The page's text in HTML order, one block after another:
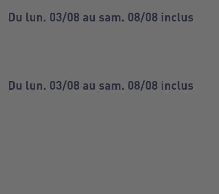
Du lun. 03/08 au sam. 08/08 inclus
Du lun. 03/08 au sam. 08/08 inclus